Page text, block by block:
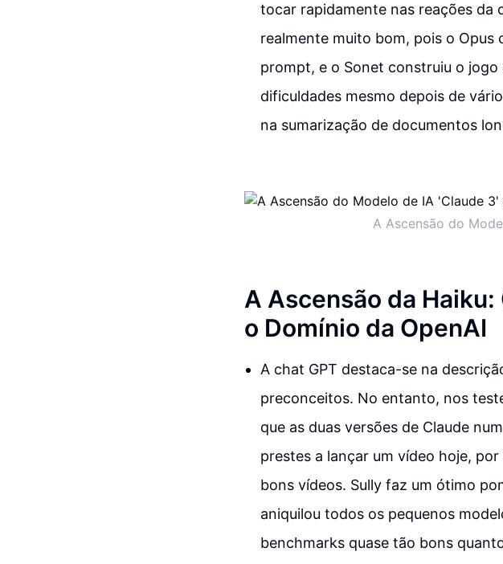
tocar rapidamente nas reações da
realmente muito bom, pois o
prompt, e o Sonet construiu o
dificuldades mesmo depois de
na sumarização de documentos
A Ascensão do
A Ascensão da
o Domínio da OpenAI
A chat GPT destaca-se na
preconceitos. No entanto, nos
que as duas versões de Claude
prestes a lançar um vídeo hoje,
bons vídeos. Sully faz um ótimo
aniquilou todos os pequenos
benchmarks quase tão bons